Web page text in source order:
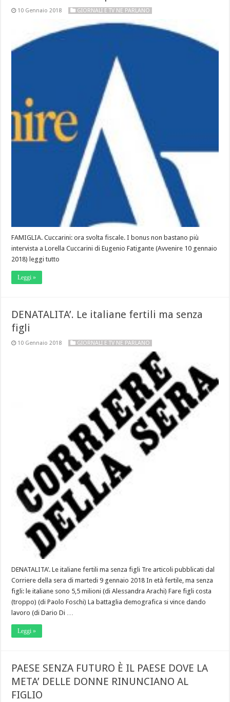
10 Gennaio 2018 GIORNALI E TV NE PARLANO
FAMIGLIA. Cuccarini: ora svolta fiscale. I bonus non bastano più
intervista a Lorella Cuccarini di Eugenio Fatigante (Avvenire 10 gennaio
2018) leggi tutto
Leggi »
DENATALITA’. Le italiane fertili ma senza
figli
10 Gennaio 2018 GIORNALI E TV NE PARLANO
DENATALITA’. Le italiane fertili ma senza figli Tre articoli pubblicati dal
Corriere della sera di martedi 9 gennaio 2018 In età fertile, ma senza
figli: le italiane sono 5,5 milioni (di Alessandra Arachi) Fare figli costa
(troppo) (di Paolo Foschi) La battaglia demografica si vince dando
lavoro (di Dario Di …
Leggi »
PAESE SENZA FUTURO È IL PAESE DOVE LA
META’ DELLE DONNE RINUNCIANO AL
FIGLIO